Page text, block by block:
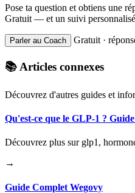
Pose ta question et obtiens une
Gratuit — et un suivi
Parler au Coach Gratuit ·
📚 Articles connexes
Découvrez d'autres guides et
Qu'est-ce que le GLP-1 ?
Découvrez plus sur glp1,
→
Guide Complet Wegovy